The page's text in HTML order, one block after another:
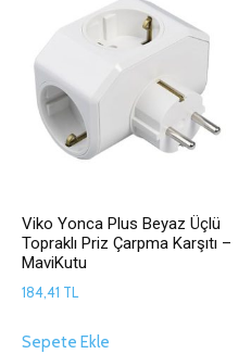
Viko Yonca Plus Beyaz Üçlü
Topraklı Priz Çarpma Karşıtı –
MaviKutu
184,41 TL
Sepete Ekle